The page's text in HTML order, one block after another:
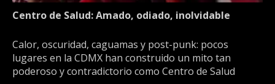
Centro de Salud: Amado, odiado, inolvidable
Calor, oscuridad, caguamas y post-punk: pocos
lugares en la CDMX han construido un mito tan
poderoso y contradictorio como Centro de Salud